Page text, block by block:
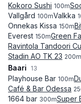
Kokoro Sushi 100m
Vallgård 100mValkka
Onnekas Kissa 150m
Everest 150mGreen
Ravintola Tandoori
Stadin AO TK 23 200m
Baari 13
Playhouse Bar 100m
Café & Bar Odessa
1664 bar 300mSuper